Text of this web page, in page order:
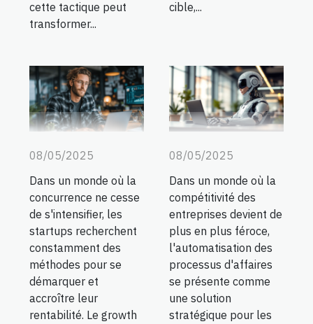
cette tactique peut
transformer...
cible,...
08/05/2025
Dans un monde où la
concurrence ne cesse
de s'intensifier, les
startups recherchent
constamment des
méthodes pour se
démarquer et
accroître leur
rentabilité. Le growth
08/05/2025
Dans un monde où la
compétitivité des
entreprises devient de
plus en plus féroce,
l'automatisation des
processus d'affaires
se présente comme
une solution
stratégique pour les